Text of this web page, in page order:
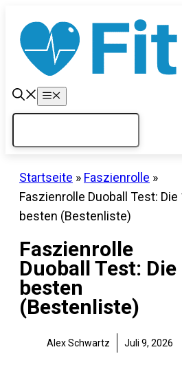
Inhalt
springen
Menü
Startseite » Faszienrolle »
Faszienrolle Duoball Test: Die
besten (Bestenliste)
Faszienrolle
Duoball Test: Die
besten
(Bestenliste)
Alex Schwartz Juli 9, 2026